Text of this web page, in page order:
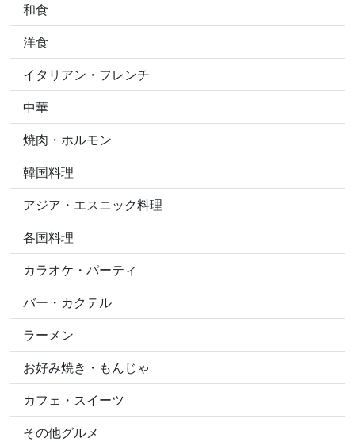
和食
洋食
イタリアン・フレンチ
中華
焼肉・ホルモン
韓国料理
アジア・エスニック料理
各国料理
カラオケ・パーティ
バー・カクテル
ラーメン
お好み焼き・もんじゃ
カフェ・スイーツ
その他グルメ